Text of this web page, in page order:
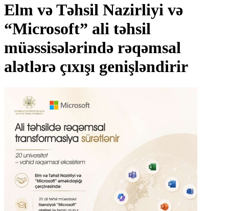
Elm və Təhsil Nazirliyi və
“Microsoft” ali təhsil
müəssisələrində rəqəmsal
alətlərə çıxışı genişləndirir